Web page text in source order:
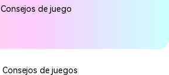
Consejos de juego
Consejos de juegos